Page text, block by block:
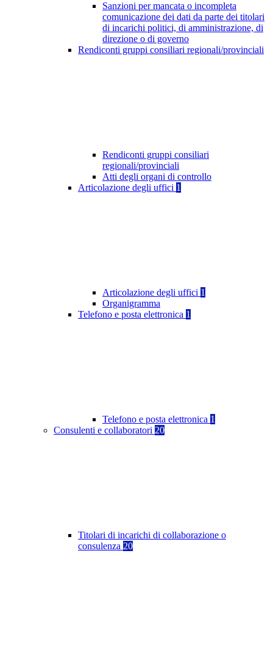
Sanzioni per mancata o incompleta
comunicazione dei dati da parte dei titolari
di incarichi politici, di amministrazione, di
direzione o di governo
Rendiconti gruppi consiliari regionali/provinciali
Rendiconti gruppi consiliari
regionali/provinciali
Atti degli organi di controllo
Articolazione degli uffici 1
Articolazione degli uffici 1
Organigramma
Telefono e posta elettronica 1
Telefono e posta elettronica 1
Consulenti e collaboratori 20
Titolari di incarichi di collaborazione o
consulenza 20